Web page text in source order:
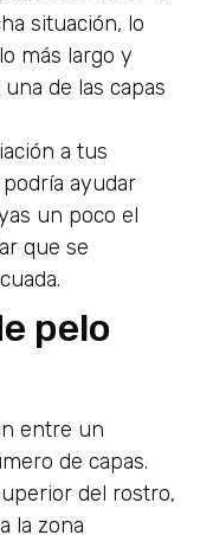
situación, lo
más largo y
de las capas
a tus
ayudar
un poco el
que se
pelo
entre un
de capas.
del rostro,
la zona